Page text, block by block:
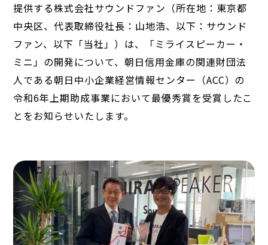
提供する株式会社サウンドファン（所在地：東京都
中央区、代表取締役社長：山地浩、以下：サウンド
ファン、以下「当社」）は、「ミライスピーカー・
ミニ」の開発について、朝日信用金庫の関連財団法
人である朝日中小企業経営情報センター（ACC）の
令和6年上期助成事業において最優秀賞を受賞したこ
とをお知らせいたします。